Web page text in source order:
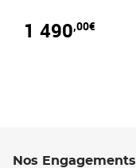
1 490,00€
Nos Engagements